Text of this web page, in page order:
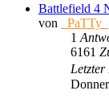
Battlefield 4
von
_PaTTy_
1
6161